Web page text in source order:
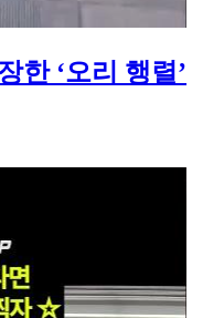
한 ‘오리 행렬’